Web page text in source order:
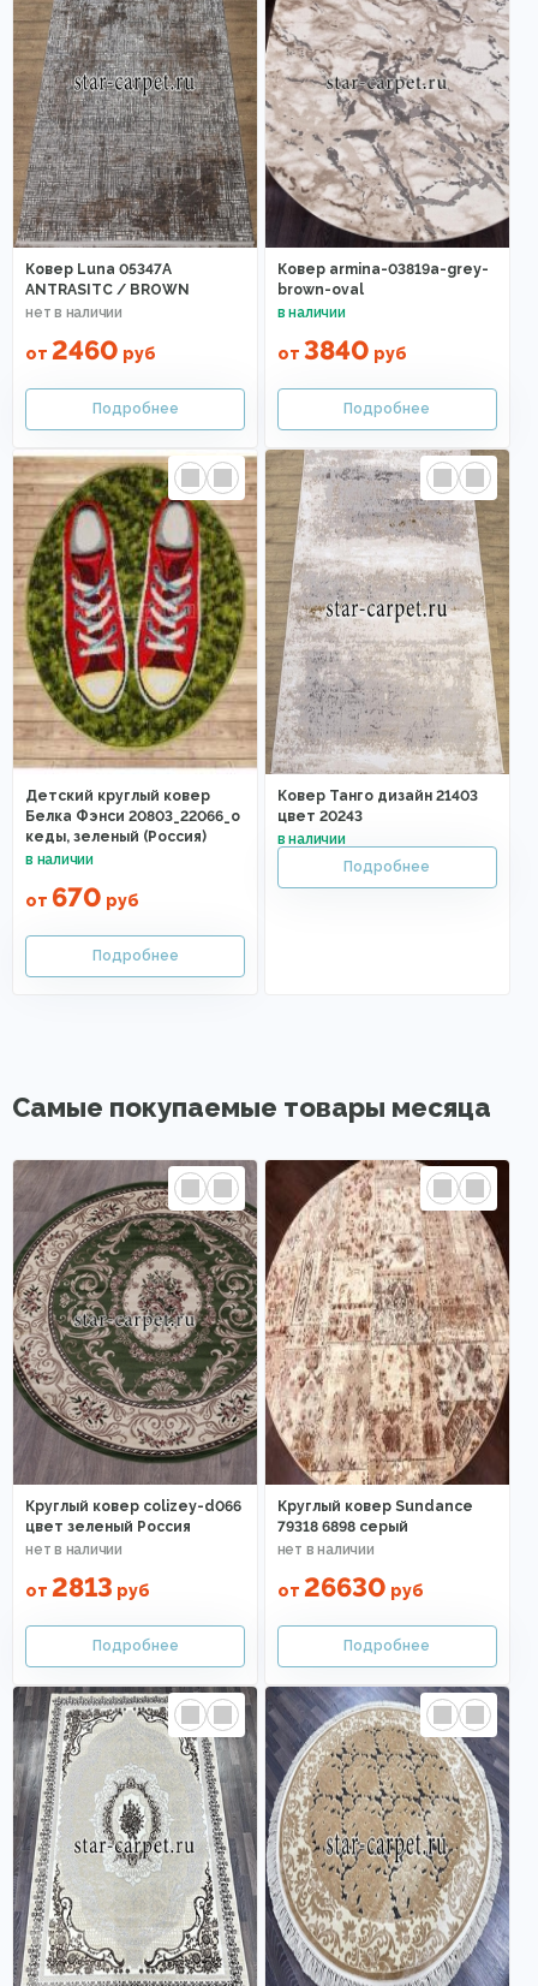
Ковер Luna 05347A
ANTRASITC / BROWN
от 2460 руб
Ковер armina-03819a-grey-
brown-oval
от 3840 руб
Детский круглый ковер
Белка Фэнси 20803_22066_o
кеды, зеленый (Россия)
от 670 руб
Ковер Танго дизайн 21403
цвет 20243
Самые покупаемые товары месяца
Круглый ковер colizey-d066
цвет зеленый Россия
от 2813 руб
Круглый ковер Sundance
79318 6898 серый
от 26630 руб